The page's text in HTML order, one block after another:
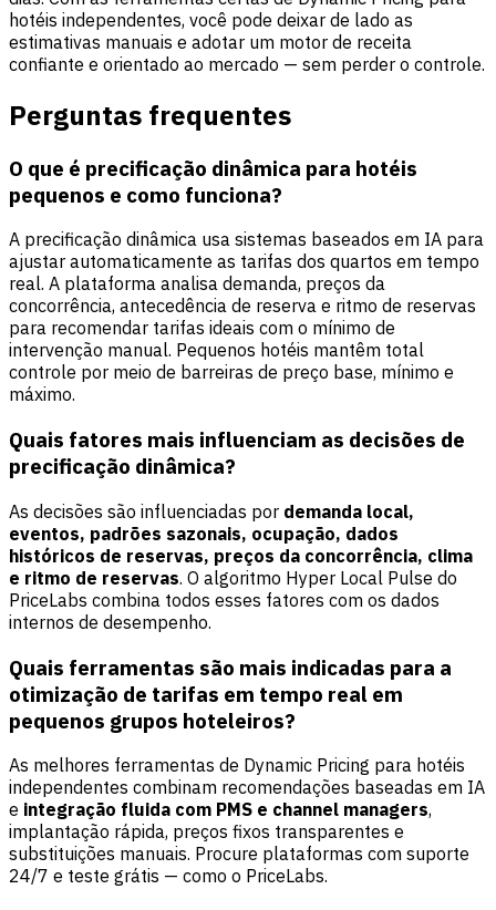
hotéis independentes, você pode deixar de lado as
estimativas manuais e adotar um motor de receita
confiante e orientado ao mercado — sem perder o controle.
Perguntas frequentes
O que é precificação dinâmica para hotéis
pequenos e como funciona?
A precificação dinâmica usa sistemas baseados em IA para
ajustar automaticamente as tarifas dos quartos em tempo
real. A plataforma analisa demanda, preços da
concorrência, antecedência de reserva e ritmo de reservas
para recomendar tarifas ideais com o mínimo de
intervenção manual. Pequenos hotéis mantêm total
controle por meio de barreiras de preço base, mínimo e
máximo.
Quais fatores mais influenciam as decisões de
precificação dinâmica?
As decisões são influenciadas por demanda local,
eventos, padrões sazonais, ocupação, dados
históricos de reservas, preços da concorrência, clima
e ritmo de reservas. O algoritmo Hyper Local Pulse do
PriceLabs combina todos esses fatores com os dados
internos de desempenho.
Quais ferramentas são mais indicadas para a
otimização de tarifas em tempo real em
pequenos grupos hoteleiros?
As melhores ferramentas de Dynamic Pricing para hotéis
independentes combinam recomendações baseadas em IA
e integração fluida com PMS e channel managers,
implantação rápida, preços fixos transparentes e
substituições manuais. Procure plataformas com suporte
24/7 e teste grátis — como o PriceLabs.